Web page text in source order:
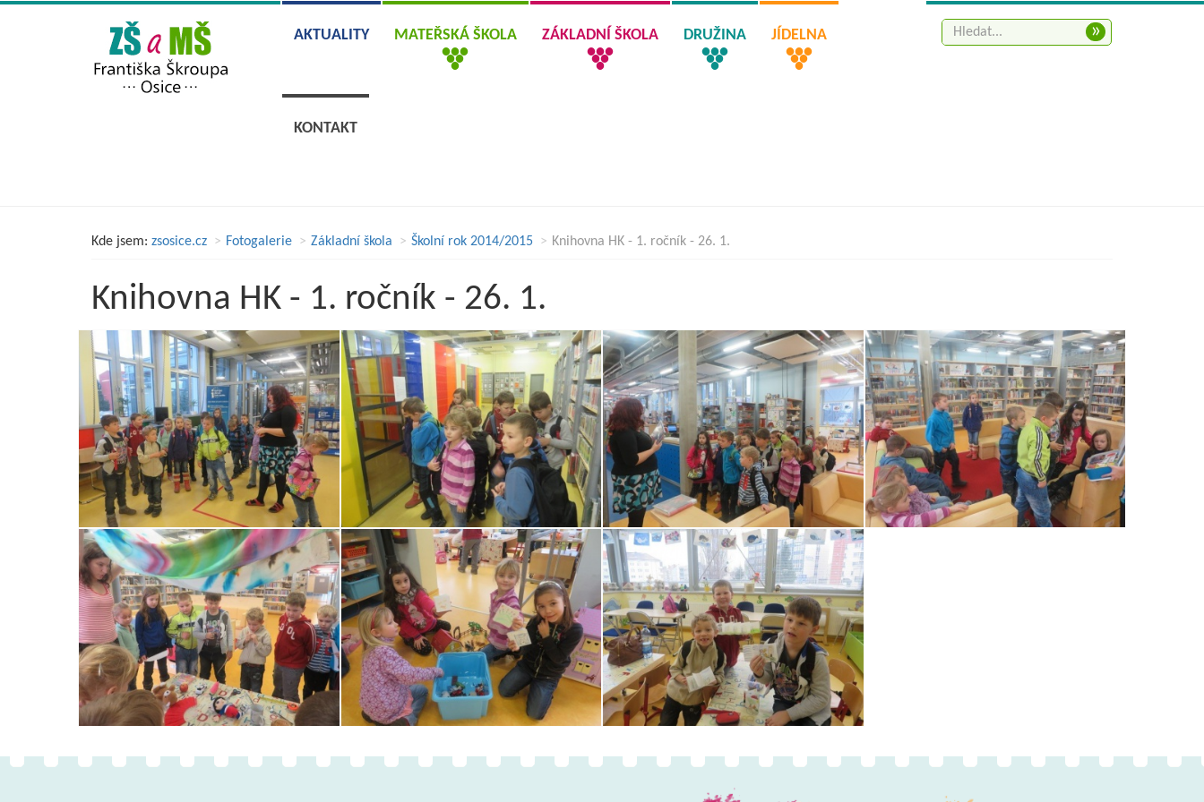
AKTUALITY MATEŘSKÁ ŠKOLA ZÁKLADNÍ ŠKOLA DRUŽINA JÍDELNA
KONTAKT
»
Kde jsem: zsosice.cz Fotogalerie Základní škola Školní rok 2014/2015 Knihovna HK - 1. ročník - 26. 1.
Knihovna HK - 1. ročník - 26. 1.